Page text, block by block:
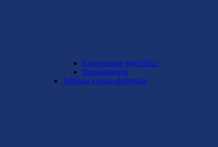
Articolazione degli uffici
Organigramma
Telefono e posta elettronica